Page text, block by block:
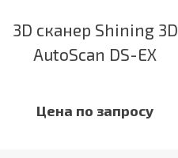
3D сканер Shining 3D
AutoScan DS-EX
Цена по запросу